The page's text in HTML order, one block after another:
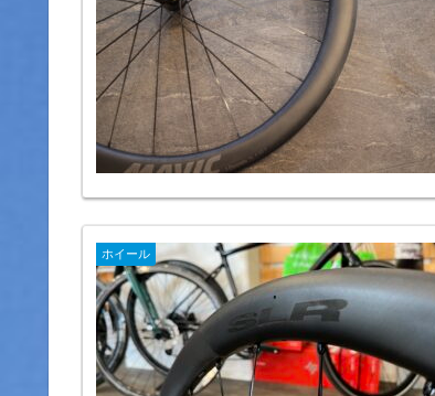
ホイール